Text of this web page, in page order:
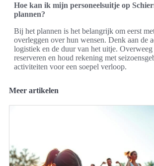
Hoe kan ik mijn personeelsuitje op
plannen?
Bij het plannen is het belangrijk om eerst
overleggen over hun wensen. Denk aan de
logistiek en de duur van het uitje.
reserveren en houd rekening met
activiteiten voor een soepel verloop.
Meer artikelen